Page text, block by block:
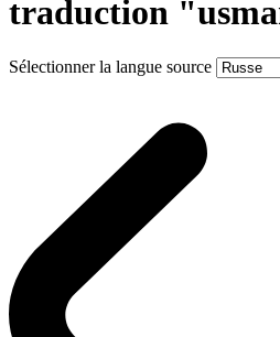
traduction
Sélectionner la langue source